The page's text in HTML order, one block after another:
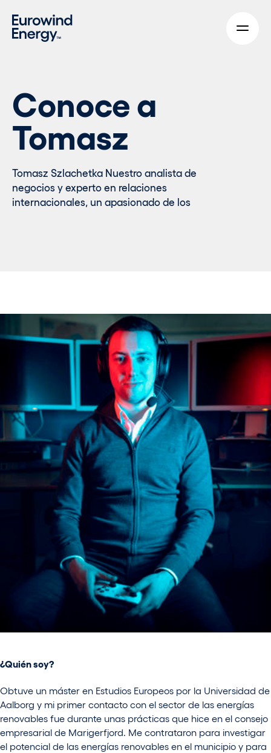
Conoce a
Tomasz
Tomasz Szlachetka Nuestro analista de
negocios y experto en relaciones
internacionales, un apasionado de los
¿Quién soy?
Obtuve un máster en Estudios Europeos por la Universidad de
Aalborg y mi primer contacto con el sector de las energías
renovables fue durante unas prácticas que hice en el consejo
empresarial de Marigerfjord. Me contrataron para investigar
el potencial de las energías renovables en el municipio y para